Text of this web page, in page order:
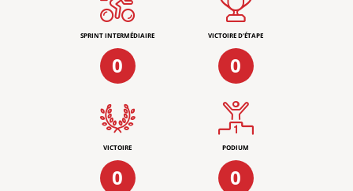
SPRINT INTERMÉDIAIRE
0
VICTOIRE D'ÉTAPE
0
VICTOIRE
0
PODIUM
0